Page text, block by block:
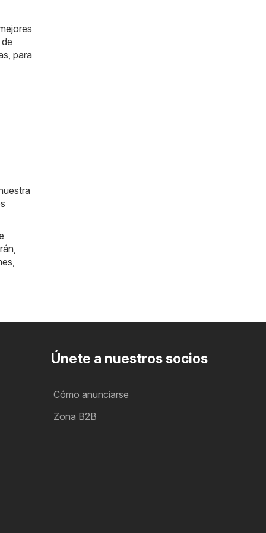
para
Únete a nuestros socios
Cómo anunciarse
Zona B2B